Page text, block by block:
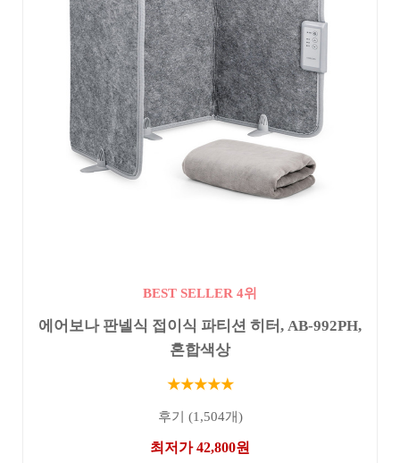
BEST SELLER 4위
에어보나 판넬식 접이식 파티션 히터, AB-992PH,
혼합색상
★★★★★
후기 (1,504개)
최저가 42,800원